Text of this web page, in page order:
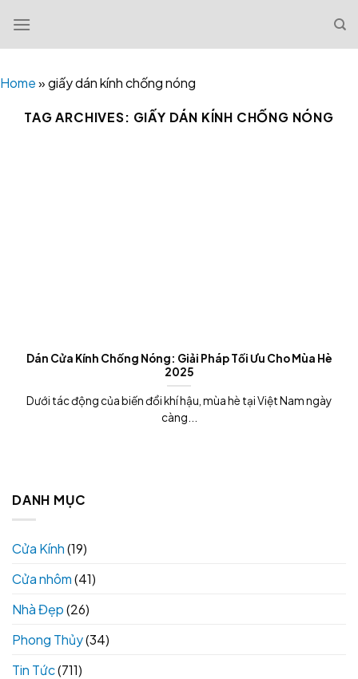
content
Home»giấy dán kính chống nóng
TAG ARCHIVES: GIẤY DÁN KÍNH CHỐNG NÓNG
Dán Cửa Kính Chống Nóng: Giải Pháp Tối Ưu Cho Mùa Hè
2025
Dưới tác động của biến đổi khí hậu, mùa hè tại Việt Nam ngày
càng...
DANH MỤC
Cửa Kính(19)
Cửa nhôm(41)
Nhà Đẹp(26)
Phong Thủy(34)
Tin Tức(711)